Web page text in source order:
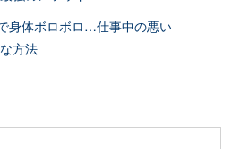
身体ボロボロ…仕事中の悪い
方法